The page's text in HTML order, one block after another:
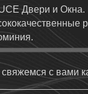
Двери и Окна.
с вами